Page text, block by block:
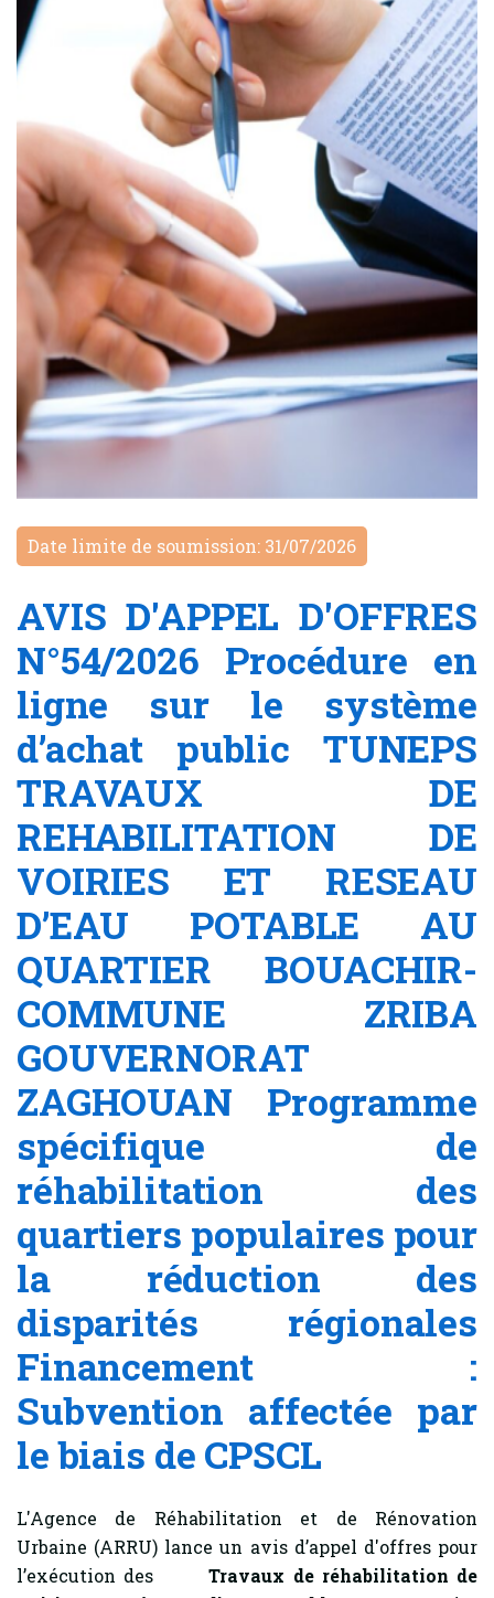
Date limite de soumission: 31/07/2026
AVIS D'APPEL D'OFFRES
N°54/2026 Procédure en
ligne sur le système
d’achat public TUNEPS
TRAVAUX DE
REHABILITATION DE
VOIRIES ET RESEAU
D’EAU POTABLE AU
QUARTIER BOUACHIR-
COMMUNE ZRIBA
GOUVERNORAT
ZAGHOUAN Programme
spécifique de
réhabilitation des
quartiers populaires pour
la réduction des
disparités régionales
Financement :
Subvention affectée par
le biais de CPSCL
L'Agence de Réhabilitation et de Rénovation
Urbaine (ARRU) lance un avis d’appel d'offres pour
l’exécution desTravaux de réhabilitation de